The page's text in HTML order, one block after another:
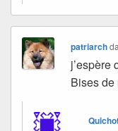
patriarch
j’espère
Bises de